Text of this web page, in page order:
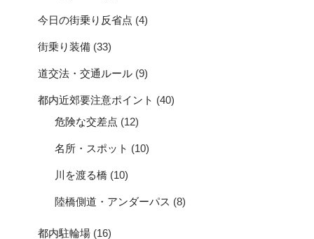
今日の街乗り反省点 (4)
街乗り装備 (33)
道交法・交通ルール (9)
都内近郊要注意ポイント (40)
危険な交差点 (12)
名所・スポット (10)
川を渡る橋 (10)
陸橋側道・アンダーパス (8)
都内駐輪場 (16)